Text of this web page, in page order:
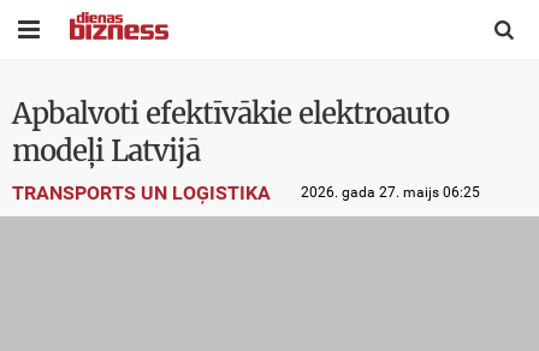
 
Apbalvoti efektīvākie elektroauto
modeļi Latvijā
TRANSPORTS UN LOĢISTIKA 2026. gada 27. maijs 06:25